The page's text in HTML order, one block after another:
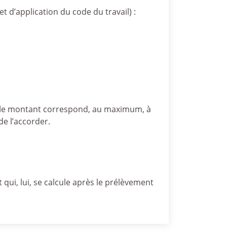
d’application du code du travail) :
montant correspond, au maximum, à
l’accorder.
lui, se calcule après le prélèvement